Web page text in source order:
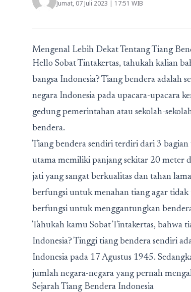
Jumat, 07 Juli 2023 | 17:51 WIB
Mengenal Lebih Dekat Tentang Tiang
Hello Sobat Tintakertas, tahukah kalian
bangsa Indonesia? Tiang bendera adalah
negara Indonesia pada upacara-upacara
gedung pemerintahan atau sekolah-
bendera.
Tiang bendera sendiri terdiri dari 3
utama memiliki panjang sekitar 20 meter
jati yang sangat berkualitas dan tahan
berfungsi untuk menahan tiang agar tidak
berfungsi untuk menggantungkan
Tahukah kamu Sobat Tintakertas, bahwa
Indonesia? Tinggi tiang bendera sendiri
Indonesia pada 17 Agustus 1945.
jumlah negara-negara yang pernah
Sejarah Tiang Bendera Indonesia